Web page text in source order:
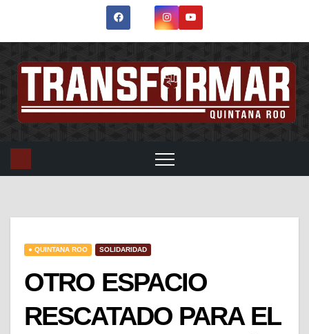
● QUINTANA ROO SOLIDARIDAD
OTRO ESPACIO
RESCATADO PARA EL